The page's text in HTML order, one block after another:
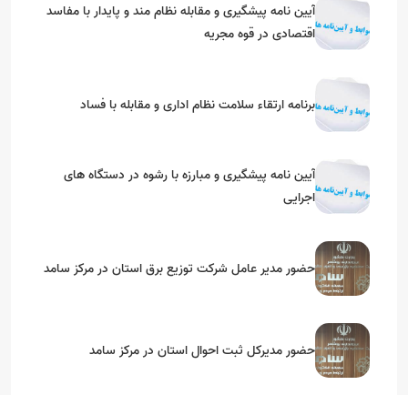
آیین نامه پیشگیری و مقابله نظام مند و پایدار با مفاسد
اقتصادی در قوه مجریه
برنامه ارتقاء سلامت نظام اداری و مقابله با فساد
آیین نامه پیشگیری و مبارزه با رشوه در دستگاه های
اجرایی
حضور مدیر عامل شرکت توزیع برق استان در مرکز سامد
حضور مدیرکل ثبت احوال استان در مرکز سامد